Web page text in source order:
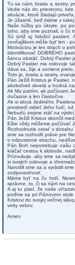
Tu sa nám, bratia a sestry,
Vedie nás do priestorov,
situácie, ktoré žiadajú
Je úžasné, keď máme v
Naše túžby po úkryte, po
toho, aby sme poznali, o čo
Sú totiž aj falošní pastieri.
zovňajškom môže byť len -
Motiváciou je len strach o
Identifikovať DOBRÉHO
šancu obstáť. Dobrý Pastier
Dobrý Pastier ma oslovuje
dáva sa, žije a zomiera
Toto je, bratia a sestry,
Pán Ježiš Kristus je Pastier,
akokoľvek skvelá a hodná
Ak Mu patrím, ak počúvam
dočasne a len čiastočne.
Ak si slová Jediného
prostredí vidieť Jeho ľudí, od
Nebudú zrejme stáť na
Pán Ježiš Kristus skončil
Ešte vždy môžeme počúvať
Rozhodnutie ostať v dosahu
sme sa rozhodli práve pre
o odpustenie strachu,
Pán Boh nepotrebuje našu
kráčať cestou k slobode,
Prízvukuje, aby sme sa
si svojich oslovuje a
Narodili sme sa a vyrástli
zodpovednosť.
Máme byť na čo hrdí.
správne, to, či sa nám na
A aj tu platí, že naše
poďme sa pri Pánovom
Kristovi do svojej večnej
veky vekov.
Amen